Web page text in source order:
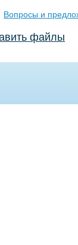
Вопросы и
файлы